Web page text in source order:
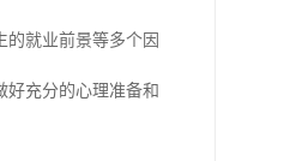
就业前景等多个因
好充分的心理准备和